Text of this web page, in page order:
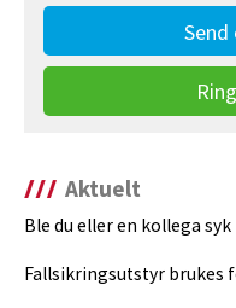
Send
Aktuelt
Ble du eller en kollega syk
Fallsikringsutstyr brukes